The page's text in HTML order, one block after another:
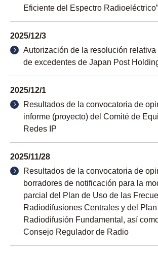
Eficiente del Espectro Radioeléctrico”
2025/12/3
Autorización de la resolución
de excedentes de Japan Post
2025/12/1
Resultados de la convocatoria de
informe (proyecto) del Comité de
Redes IP
2025/11/28
Resultados de la convocatoria de
borradores de notificación para la
parcial del Plan de Uso de las
Radiodifusiones Centrales y del
Radiodifusión Fundamental, así
Consejo Regulador de Radio